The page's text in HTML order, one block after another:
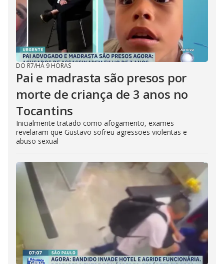
DO R7/HÁ 9 HORAS
Pai e madrasta são presos por
morte de criança de 3 anos no
Tocantins
Inicialmente tratado como afogamento, exames
revelaram que Gustavo sofreu agressões violentas e
abuso sexual